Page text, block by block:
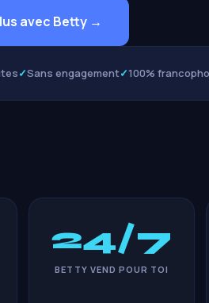
avec Betty →
✓Sans engagement✓100%
24/7
BETTY VEND POUR TOI